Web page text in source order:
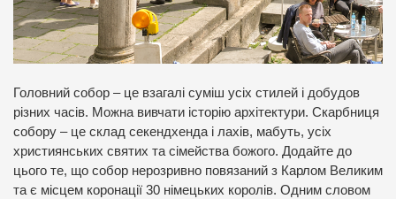
Головний собор – це взагалі суміш усіх стилей і добудов
різних часів. Можна вивчати історію архітектури. Скарбниця
собору – це склад секендхенда і лахів, мабуть, усіх
християнських святих та сімейства божого. Додайте до
цього те, що собор нерозривно повязаний з Карлом Великим
та є місцем коронації 30 німецьких королів. Одним словом